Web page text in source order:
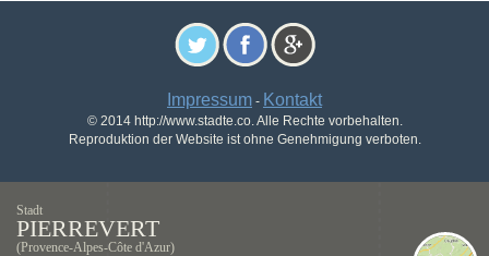
Impressum - Kontakt
© 2014 http://www.stadte.co. Alle Rechte vorbehalten.
Reproduktion der Website ist ohne Genehmigung verboten.
Stadt
PIERREVERT
(Provence-Alpes-Côte d'Azur)